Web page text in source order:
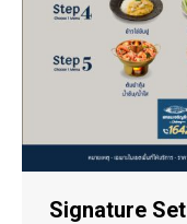
Signature Set